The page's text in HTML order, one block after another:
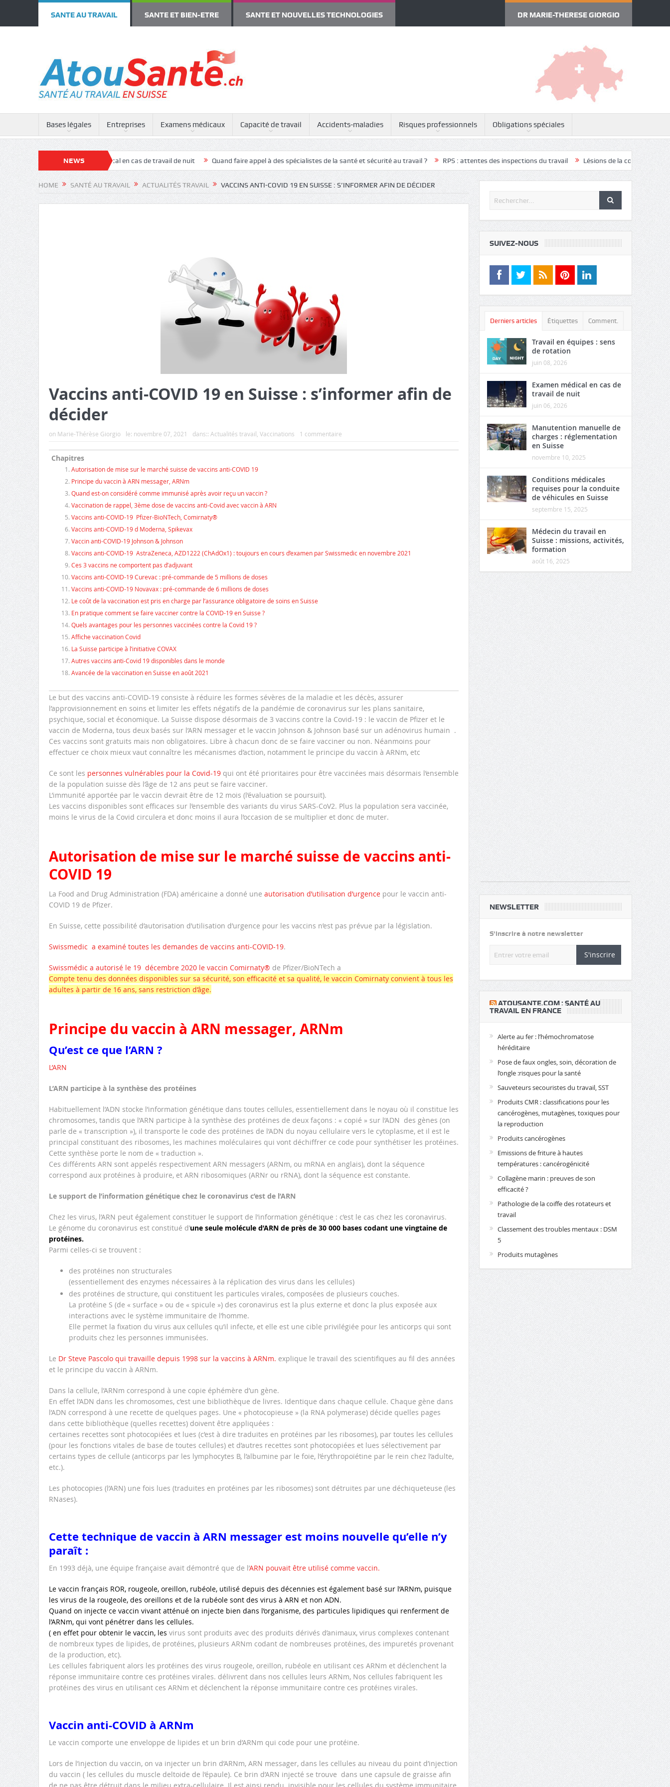
SANTE AU TRAVAIL SANTE ET BIEN-ETRE SANTE ET NOUVELLES TECHNOLOGIES DR MARIE-THERESE GIORGIO
Bases légales Entreprises Examens médicaux Capacité de travail Accidents-maladies Risques professionnels Obligations spéciales
NEWS
Examen médical en cas de travail de nuit Quand faire appel à des spécialistes de la santé et sécurité au travail ? RPS : attentes des inspections du travail Lésions de la coiffe des rotateurs
HOME SANTÉ AU TRAVAIL ACTUALITÉS TRAVAIL VACCINS ANTI-COVID 19 EN SUISSE : S’INFORMER AFIN DE DÉCIDER
Vaccins anti-COVID 19 en Suisse : s’informer afin de
décider
on Marie-Thérèse Giorgio le: novembre 07, 2021 dans:: Actualités travail Vaccinations 1 commentaire
Chapitres
Autorisation de mise sur le marché suisse de vaccins anti-COVID 19
Principe du vaccin à ARN messager, ARNm
Quand est-on considéré comme immunisé après avoir reçu un vaccin ?
Vaccination de rappel, 3ème dose de vaccins anti-Covid avec vaccin à ARN
Vaccins anti-COVID-19 Pfizer-BioNTech, Comirnaty®
Vaccins anti-COVID-19 d Moderna, Spikevax
Vaccin anti-COVID-19 Johnson & Johnson
Vaccins anti-COVID-19 AstraZeneca, AZD1222 (ChAdOx1) : toujours en cours d’examen par Swissmedic en novembre 2021
Ces 3 vaccins ne comportent pas d’adjuvant
Vaccins anti-COVID-19 Curevac : pré-commande de 5 millions de doses
Vaccins anti-COVID-19 Novavax : pré-commande de 6 millions de doses
Le coût de la vaccination est pris en charge par l’assurance obligatoire de soins en Suisse
En pratique comment se faire vacciner contre la COVID-19 en Suisse ?
Quels avantages pour les personnes vaccinées contre la Covid 19 ?
Affiche vaccination Covid
La Suisse participe à l’initiative COVAX
Autres vaccins anti-Covid 19 disponibles dans le monde
Avancée de la vaccination en Suisse en août 2021
Le but des vaccins anti-COVID-19 consiste à réduire les formes sévères de la maladie et les décès, assurer
l’approvisionnement en soins et limiter les effets négatifs de la pandémie de coronavirus sur les plans sanitaire,
psychique, social et économique. La Suisse dispose désormais de 3 vaccins contre la Covid-19 : le vaccin de Pfizer et le
vaccin de Moderna, tous deux basés sur l’ARN messager et le vaccin Johnson & Johnson basé sur un adénovirus humain .
Ces vaccins sont gratuits mais non obligatoires. Libre à chacun donc de se faire vacciner ou non. Néanmoins pour
effectuer ce choix mieux vaut connaître les mécanismes d’action, notamment le principe du vaccin à ARNm, etc
Ce sont les personnes vulnérables pour la Covid-19qui ont été prioritaires pour être vaccinées mais désormais l’ensemble
de la population suisse dès l’âge de 12 ans peut se faire vacciner.
L’immunité apportée par le vaccin devrait être de 12 mois (l’évaluation se poursuit).
Les vaccins disponibles sont efficaces sur l’ensemble des variants du virus SARS-CoV2. Plus la population sera vaccinée,
moins le virus de la Covid circulera et donc moins il aura l’occasion de se multiplier et donc de muter.
Autorisation de mise sur le marché suisse de vaccins anti-
COVID 19
La Food and Drug Administration (FDA) américaine a donné une autorisation d’utilisation d’urgencepour le vaccin anti-
COVID 19 de Pfizer.
En Suisse, cette possibilité d’autorisation d’utilisation d’urgence pour les vaccins n’est pas prévue par la législation.
Swissmedic a examiné toutes les demandes de vaccins anti-COVID-19.
Swissmédic a autorisé le 19 décembre 2020 le vaccin Comirnaty® de Pfizer/BioNTech a
Compte tenu des données disponibles sur sa sécurité, son efficacité et sa qualité, le vaccin Comirnaty convient à tous les
adultes à partir de 16 ans, sans restriction d’âge.
Principe du vaccin à ARN messager, ARNm
Qu’est ce que l’ARN ?
L’ARN
L’ARN participe à la synthèse des protéines
Habituellement l’ADN stocke l’information génétique dans toutes cellules, essentiellement dans le noyau où il constitue les
chromosomes, tandis que l’ARN participe à la synthèse des protéines de deux façons : « copié » sur l’ADN des gènes (on
parle de « transcription »), il transporte le code des protéines de l’ADN du noyau cellulaire vers le cytoplasme, et il est le
principal constituant des ribosomes, les machines moléculaires qui vont déchiffrer ce code pour synthétiser les protéines.
Cette synthèse porte le nom de « traduction ».
Ces différents ARN sont appelés respectivement ARN messagers (ARNm, ou mRNA en anglais), dont la séquence
correspond aux protéines à produire, et ARN ribosomiques (ARNr ou rRNA), dont la séquence est constante.
Le support de l’information génétique chez le coronavirus c’est de l’ARN
Chez les virus, l’ARN peut également constituer le support de l’information génétique : c’est le cas chez les coronavirus.
Le génome du coronavirus est constitué d’une seule molécule d’ARN de près de 30 000 bases codant une vingtaine de
protéines.
Parmi celles-ci se trouvent :
des protéines non structurales
(essentiellement des enzymes nécessaires à la réplication des virus dans les cellules)
des protéines de structure, qui constituent les particules virales, composées de plusieurs couches.
La protéine S (de « surface » ou de « spicule ») des coronavirus est la plus externe et donc la plus exposée aux
interactions avec le système immunitaire de l’homme.
Elle permet la fixation du virus aux cellules qu’il infecte, et elle est une cible privilégiée pour les anticorps qui sont
produits chez les personnes immunisées.
Le Dr Steve Pascolo qui travaille depuis 1998 sur la vaccins à ARNm. explique le travail des scientifiques au fil des années
et le principe du vaccin à ARNm.
Dans la cellule, l’ARNm correspond à une copie éphémère d’un gène.
En effet l’ADN dans les chromosomes, c’est une bibliothèque de livres. Identique dans chaque cellule. Chaque gène dans
l’ADN correspond à une recette de quelques pages. Une « photocopieuse » (la RNA polymerase) décide quelles pages
dans cette bibliothèque (quelles recettes) doivent être appliquées :
certaines recettes sont photocopiées et lues (c’est à dire traduites en protéines par les ribosomes), par toutes les cellules
(pour les fonctions vitales de base de toutes cellules) et d’autres recettes sont photocopiées et lues sélectivement par
certains types de cellule (anticorps par les lymphocytes B, l’albumine par le foie, l’érythropoïétine par le rein chez l’adulte,
etc.).
Les photocopies (l’ARN) une fois lues (traduites en protéines par les ribosomes) sont détruites par une déchiqueteuse (les
RNases).
Cette technique de vaccin à ARN messager est moins nouvelle qu’elle n’y
paraît :
En 1993 déjà, une équipe française avait démontré que de l’ARN pouvait être utilisé comme vaccin.
Le vaccin français ROR, rougeole, oreillon, rubéole, utilisé depuis des décennies est également basé sur l’ARNm, puisque
les virus de la rougeole, des oreillons et de la rubéole sont des virus à ARN et non ADN.
Quand on injecte ce vaccin vivant atténué on injecte bien dans l’organisme, des particules lipidiques qui renferment de
l’ARNm, qui vont pénétrer dans les cellules.
( en effet pour obtenir le vaccin, les virus sont produits avec des produits dérivés d’animaux, virus complexes contenant
de nombreux types de lipides, de protéines, plusieurs ARNm codant de nombreuses protéines, des impuretés provenant
de la production, etc).
Les cellules fabriquent alors les protéines des virus rougeole, oreillon, rubéole en utilisant ces ARNm et déclenchent la
réponse immunitaire contre ces protéines virales. délivrent dans nos cellules leurs ARNm, Nos cellules fabriquent les
protéines des virus en utilisant ces ARNm et déclenchent la réponse immunitaire contre ces protéines virales.
Vaccin anti-COVID à ARNm
Le vaccin comporte une enveloppe de lipides et un brin d’ARNm qui code pour une protéine.
Lors de l’injection du vaccin, on va injecter un brin d’ARNm, ARN messager, dans les cellules au niveau du point d’injection
du vaccin ( les cellules du muscle deltoide de l’épaule). Ce brin d’ARN injecté se trouve dans une capsule de graisse afin
SUIVEZ-NOUS
Derniers articles Étiquettes Comment.
Travail en équipes : sens
de rotation
juin 08, 2026
Examen médical en cas de
travail de nuit
juin 06, 2026
Manutention manuelle de
charges : réglementation
en Suisse
novembre 10, 2025
Conditions médicales
requises pour la conduite
de véhicules en Suisse
septembre 15, 2025
Médecin du travail en
Suisse : missions, activités,
formation
août 16, 2025
NEWSLETTER
S'inscrire à notre newsletter
S'inscrire
​ATOUSANTE.COM : SANTÉ AU
TRAVAIL EN FRANCE
Alerte au fer : l’hémochromatose
héréditaire
Pose de faux ongles, soin, décoration de
l’ongle :risques pour la santé
Sauveteurs secouristes du travail, SST
Produits CMR : classifications pour les
cancérogènes, mutagènes, toxiques pour
la reproduction
Produits cancérogènes
Emissions de friture à hautes
températures : cancérogénicité
Collagène marin : preuves de son
efficacité ?
Pathologie de la coiffe des rotateurs et
travail
Classement des troubles mentaux : DSM
5
Produits mutagènes